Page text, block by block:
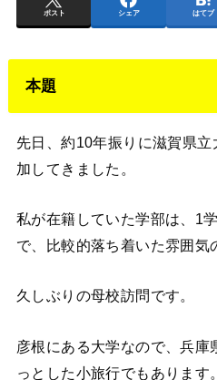
ポスト シェア はてブ
本題
先日、約10年振りに滋賀県
加してきました。
私が在籍していた学部は、1
で、比較的落ち着いた雰囲気
久しぶりの母校訪問です。
彦根にある大学なので、兵庫
っとした小旅行でもあります。